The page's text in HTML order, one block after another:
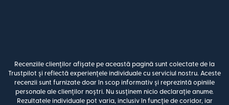
Recenziile clienților afișate pe această pagină sunt colectate de la
Trustpilot și reflectă experiențele individuale cu serviciul nostru. Aceste
recenzii sunt furnizate doar în scop informativ și reprezintă opiniile
personale ale clienților noștri. Nu susținem nicio declarație anume.
Rezultatele individuale pot varia, inclusiv în funcție de coridor, iar